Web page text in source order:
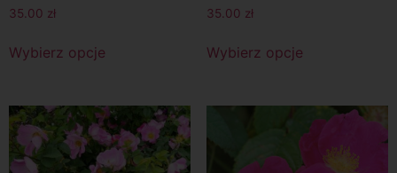
35.00 zł
Wybierz opcje
35.00 zł
Wybierz opcje